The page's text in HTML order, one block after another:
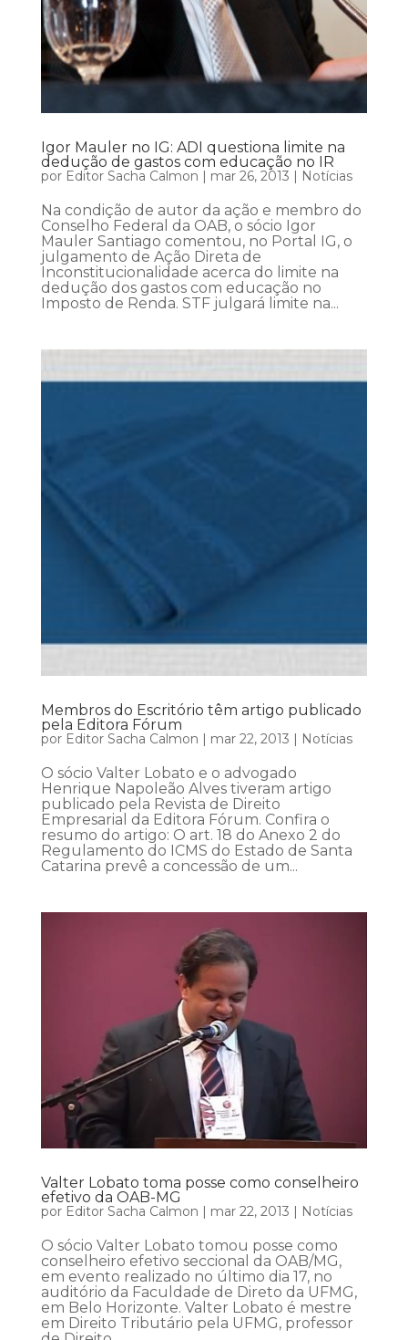
Igor Mauler no IG: ADI questiona limite na
dedução de gastos com educação no IR
por Editor Sacha Calmon | mar 26, 2013 | Notícias
Na condição de autor da ação e membro do
Conselho Federal da OAB, o sócio Igor
Mauler Santiago comentou, no Portal IG, o
julgamento de Ação Direta de
Inconstitucionalidade acerca do limite na
dedução dos gastos com educação no
Imposto de Renda. STF julgará limite na...
Membros do Escritório têm artigo publicado
pela Editora Fórum
por Editor Sacha Calmon | mar 22, 2013 | Notícias
O sócio Valter Lobato e o advogado
Henrique Napoleão Alves tiveram artigo
publicado pela Revista de Direito
Empresarial da Editora Fórum. Confira o
resumo do artigo: O art. 18 do Anexo 2 do
Regulamento do ICMS do Estado de Santa
Catarina prevê a concessão de um...
Valter Lobato toma posse como conselheiro
efetivo da OAB-MG
por Editor Sacha Calmon | mar 22, 2013 | Notícias
O sócio Valter Lobato tomou posse como
conselheiro efetivo seccional da OAB/MG,
em evento realizado no último dia 17, no
auditório da Faculdade de Direto da UFMG,
em Belo Horizonte. Valter Lobato é mestre
em Direito Tributário pela UFMG, professor